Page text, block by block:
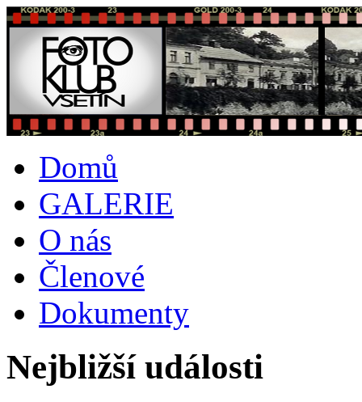
Domů
GALERIE
O nás
Členové
Dokumenty
Nejbližší události